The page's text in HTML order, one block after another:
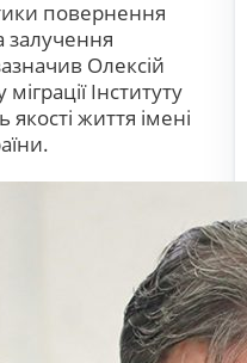
повернення
залучення
Олексій
Інституту
якості життя імені